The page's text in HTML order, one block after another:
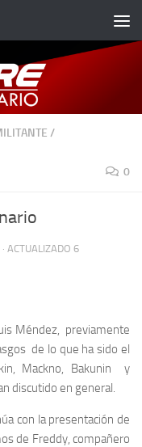
/
0
· ACTUALIZADO 6
Méndez, previamente
de lo que ha sido el
Mackno, Bakunin y
discutido en general.
con la presentación de
de Freddy, compañero